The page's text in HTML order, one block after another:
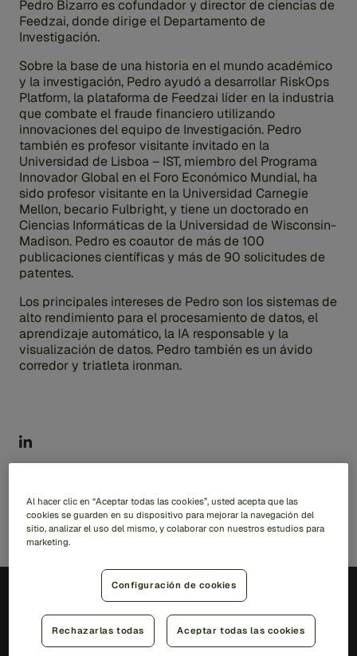
Pedro Bizarro es cofundador y director de ciencias de
Feedzai, donde dirige el Departamento de
Investigación.
Sobre la base de una historia en el mundo académico
y la investigación, Pedro ayudó a desarrollar RiskOps
Platform, la plataforma de Feedzai líder en la industria
que combate el fraude financiero utilizando
innovaciones del equipo de Investigación. Pedro
también es profesor visitante invitado en la
Universidad de Lisboa – IST, miembro del Programa
Innovador Global en el Foro Económico Mundial, ha
sido profesor visitante en la Universidad Carnegie
Mellon, becario Fulbright, y tiene un doctorado en
Ciencias Informáticas de la Universidad de Wisconsin-
Madison. Pedro es coautor de más de 100
publicaciones científicas y más de 90 solicitudes de
patentes.
Los principales intereses de Pedro son los sistemas de
alto rendimiento para el procesamiento de datos, el
aprendizaje automático, la IA responsable y la
visualización de datos. Pedro también es un ávido
corredor y triatleta ironman.
ES
Al hacer clic en “Aceptar todas las cookies”, usted acepta que las
cookies se guarden en su dispositivo para mejorar la navegación del
sitio, analizar el uso del mismo, y colaborar con nuestros estudios para
marketing.
Configuración de cookies
Rechazarlas todas Aceptar todas las cookies